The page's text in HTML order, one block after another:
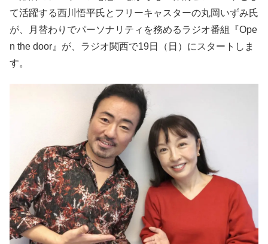
て活躍する西川悟平氏とフリーキャスターの丸岡いずみ氏
が、月替わりでパーソナリティを務めるラジオ番組『Ope
n the door』が、ラジオ関西で19日（日）にスタートしま
す。